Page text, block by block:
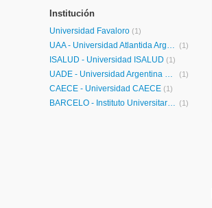
Institución
Universidad Favaloro (1)
UAA - Universidad Atlantida Argentina (1)
ISALUD - Universidad ISALUD (1)
UADE - Universidad Argentina de la Empresa (1)
CAECE - Universidad CAECE (1)
BARCELÓ - Instituto Universitario de Ciencias de la Salud Fundación H.A Barceló (1)